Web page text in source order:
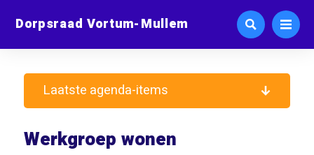
Dorpsraad Vortum-Mullem
Werkgroep wonen
Laatste agenda-items